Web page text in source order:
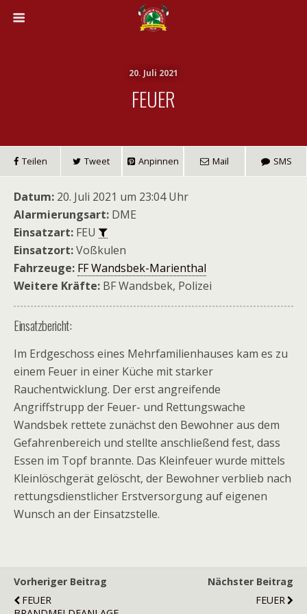
20. Juli 2021
FEUER
Teilen Tweet Anpinnen Mail SMS
Datum: 20. Juli 2021 um 23:04 Uhr
Alarmierungsart: DME
Einsatzart: FEU
Einsatzort:Voßkulen
Fahrzeuge: FF Wandsbek-Marienthal
Weitere Kräfte: BF Wandsbek, Polizei
Einsatzbericht:
Im Erdgeschoss eines Mehrfamilienhauses kam es zu
einem Feuer in einer Küche mit starker
Rauchentwicklung. Der erst angreifende
Angriffstrupp der Feuer- und Rettungswache
Wandsbek rettete zunächst den Bewohner aus dem
Gefahrenbereich und stellte anschließend fest, dass
Essen im Topf brannte. Das Kleinfeuer wurde mittels
Kleinlöschgerät gelöscht, der Bewohner verblieb nach
rettungsdienstlicher Erstversorgung auf eigenen
Wunsch an der Einsatzstelle.
Vorheriger Beitrag
FEUER
Nächster Beitrag
FEUER